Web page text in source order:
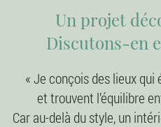
Un projet
Discutons-en
« Je conçois des lieux
et trouvent l’équilibre
Car au-delà du style, un